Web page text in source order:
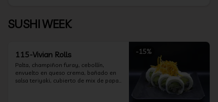
SUSHI WEEK
-15%
115-Vivian Rolls
Palta, champiñon furay, cebollín,
envuelto en queso crema, bañado en
salsa teriyaki, cubierto de mix de papas